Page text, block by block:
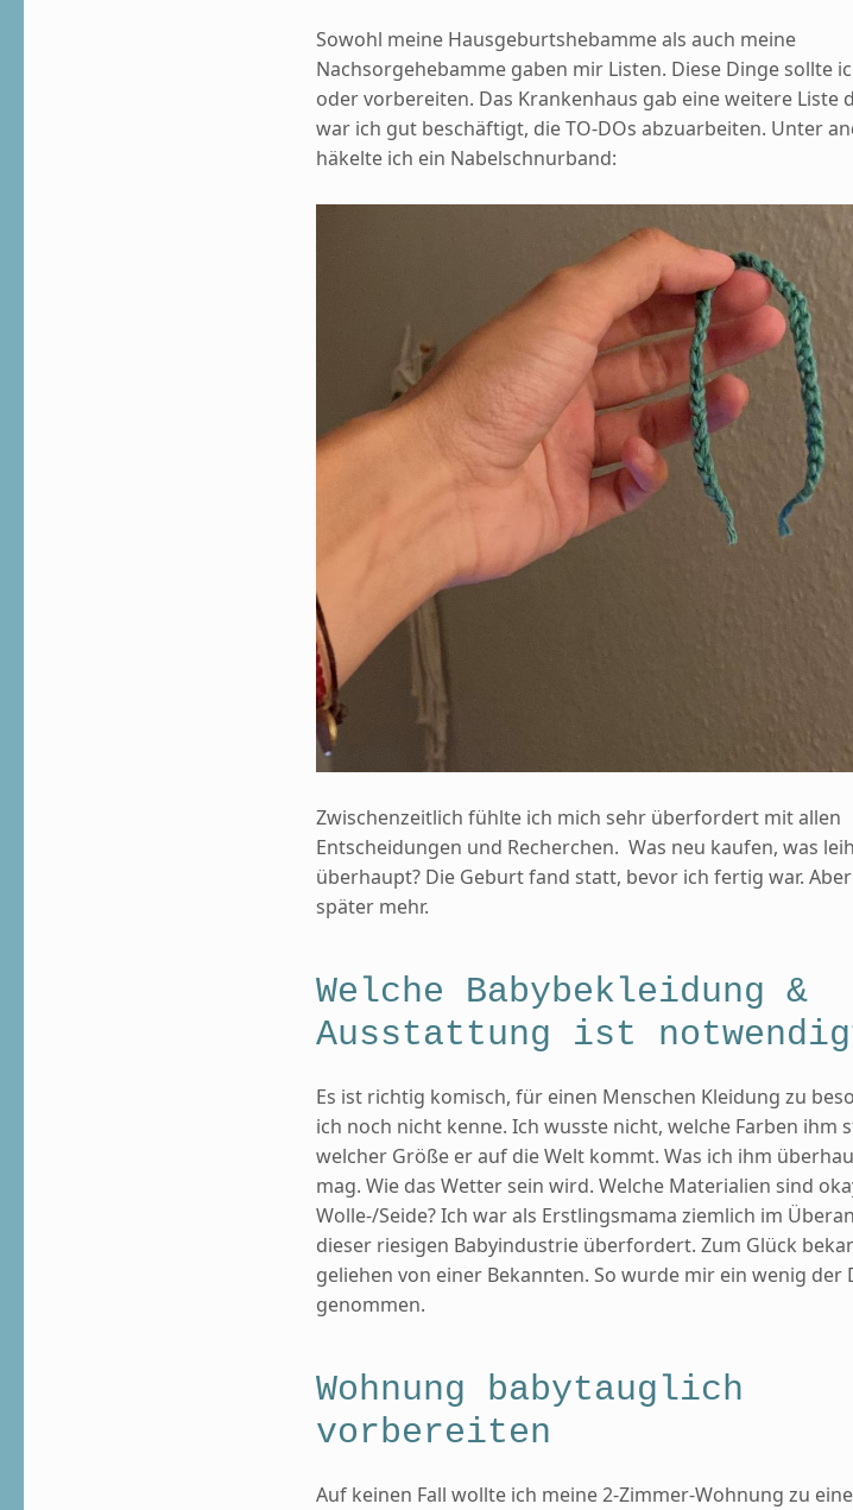
Sowohl meine Hausgeburtshebamme als auch meine
Nachsorgehebamme gaben mir Listen. Diese Dinge sollte
oder vorbereiten. Das Krankenhaus gab eine weitere Liste
war ich gut beschäftigt, die TO-DOs abzuarbeiten. Unter
häkelte ich ein Nabelschnurband:
Zwischenzeitlich fühlte ich mich sehr überfordert mit allen
Entscheidungen und Recherchen. Was neu kaufen, was
überhaupt? Die Geburt fand statt, bevor ich fertig war.
später mehr.
Welche Babybekleidung &
Ausstattung ist
Es ist richtig komisch, für einen Menschen Kleidung zu
ich noch nicht kenne. Ich wusste nicht, welche Farben ihm
welcher Größe er auf die Welt kommt. Was ich ihm
mag. Wie das Wetter sein wird. Welche Materialien sind
Wolle-/Seide? Ich war als Erstlingsmama ziemlich im
dieser riesigen Babyindustrie überfordert. Zum Glück
geliehen von einer Bekannten. So wurde mir ein wenig der
genommen.
Wohnung babytauglich
vorbereiten
Auf keinen Fall wollte ich meine 2-Zimmer-Wohnung zu